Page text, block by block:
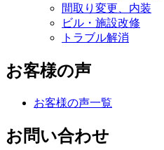
間取り変更、内装
ビル・施設改修
トラブル解消
お客様の声
お客様の声一覧
お問い合わせ